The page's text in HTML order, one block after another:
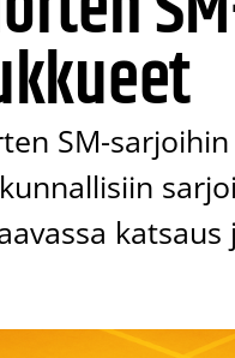
SM-